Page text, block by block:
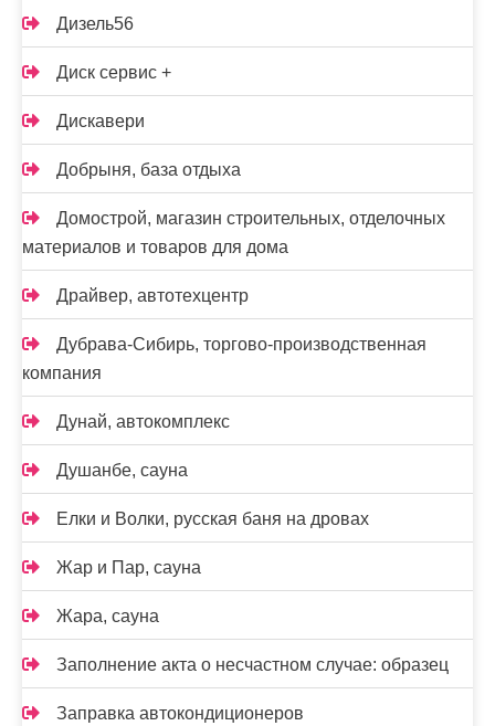
Дизель56
Диск сервис +
Дискавери
Добрыня, база отдыха
Домострой, магазин строительных, отделочных
материалов и товаров для дома
Драйвер, автотехцентр
Дубрава-Сибирь, торгово-производственная
компания
Дунай, автокомплекс
Душанбе, сауна
Елки и Волки, русская баня на дровах
Жар и Пар, сауна
Жара, сауна
Заполнение акта о несчастном случае: образец
Заправка автокондиционеров